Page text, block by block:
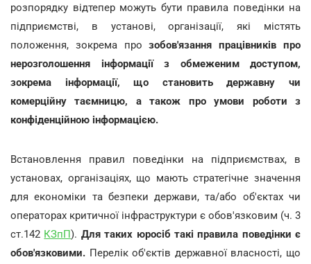
розпорядку відтепер можуть бути правила поведінки на
підприємстві, в установі, організації, які містять
положення, зокрема прозобов'язання працівників про
нерозголошення інформації з обмеженим доступом,
зокрема інформації, що становить державну чи
комерційну таємницю, а також про умови роботи з
конфіденційною інформацією.
Встановлення правил поведінки на підприємствах, в
установах, організаціях, що мають стратегічне значення
для економіки та безпеки держави, та/або об'єктах чи
операторах критичної інфраструктури є обов'язковим (ч. 3
ст.142 КЗпП). Для таких юросіб такі правила поведінки є
обов'язковими. Перелік об'єктів державної власності, що